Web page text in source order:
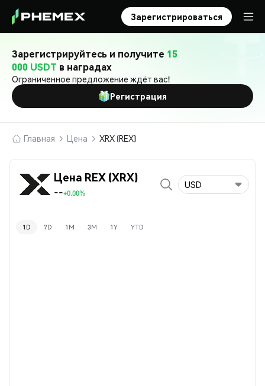
Зарегистрироваться
Зарегистрируйтесь и получите 15
000 USDT в наградах
Ограниченное предложение ждёт вас!
Регистрация
Главная Цена XRX (REX)
Цена REX (XRX)
--+0.00%
USD
1D 7D 1M 3M 1Y YTD